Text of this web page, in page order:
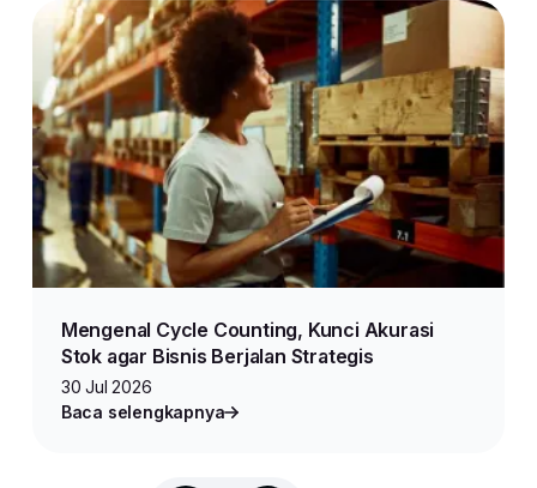
Mengenal Cycle Counting, Kunci Akurasi
Stok agar Bisnis Berjalan Strategis
30 Jul 2026
Baca selengkapnya